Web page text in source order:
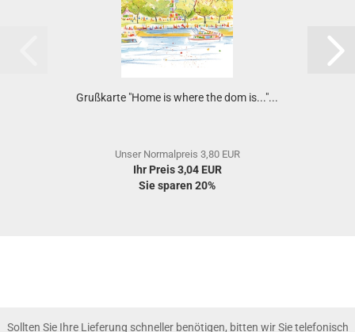
Grußkarte "Home is where the dom is..."...
Unser Normalpreis 3,80 EUR
Ihr Preis 3,04 EUR
Sie sparen 20%
Sollten Sie Ihre Lieferung schneller benötigen, bitten wir Sie telefonisch